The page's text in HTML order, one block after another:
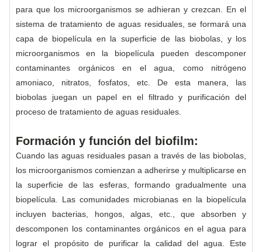
para que los microorganismos se adhieran y crezcan. En el
sistema de tratamiento de aguas residuales, se formará una
capa de biopelícula en la superficie de las biobolas, y los
microorganismos en la biopelícula pueden descomponer
contaminantes orgánicos en el agua, como nitrógeno
amoniaco, nitratos, fosfatos, etc. De esta manera, las
biobolas juegan un papel en el filtrado y purificación del
proceso de tratamiento de aguas residuales.
Formación y función del biofilm:
Cuando las aguas residuales pasan a través de las biobolas,
los microorganismos comienzan a adherirse y multiplicarse en
la superficie de las esferas, formando gradualmente una
biopelícula. Las comunidades microbianas en la biopelícula
incluyen bacterias, hongos, algas, etc., que absorben y
descomponen los contaminantes orgánicos en el agua para
lograr el propósito de purificar la calidad del agua. Este